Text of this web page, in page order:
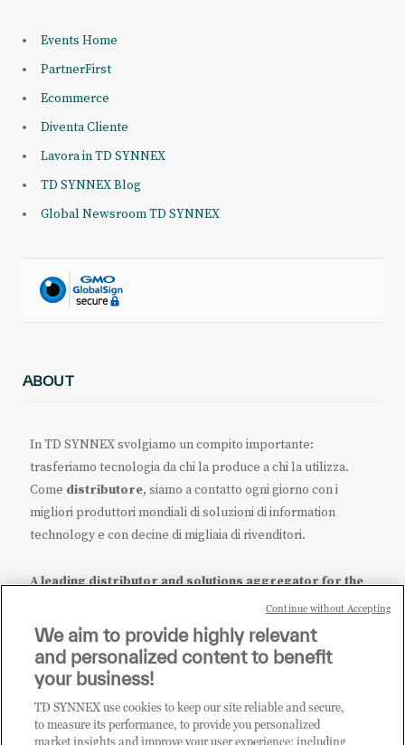
Events Home
PartnerFirst
Ecommerce
Diventa Cliente
Lavora in TD SYNNEX
TD SYNNEX Blog
Global Newsroom TD SYNNEX
ABOUT
In TD SYNNEX svolgiamo un compito importante:
trasferiamo tecnologia da chi la produce a chi la utilizza.
Come distributore, siamo a contatto ogni giorno con i
migliori produttori mondiali di soluzioni di information
technology e con decine di migliaia di rivenditori.
A leading distributor and solutions aggregator for the
it.tdsynnex.com eu.tdsynnex.com| tdsynnex.com
CATEGORIE
We aim to provide highly relevant
and personalized content to benefit
your business!
TD SYNNEX use cookies to keep our site reliable and secure,
to measure its performance, to provide you personalized
market insights and improve your user experience; including
Continue without Accepting